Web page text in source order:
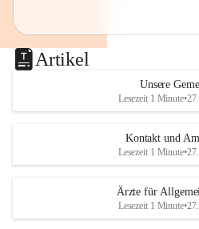
Station ADERKLAA Gas abfackeln.
Es kann zu Geräuschbildung und
Flammenerscheinungen kommen.
Mitarbeiter der OMV sind vor Ort und
Danke für Ihr Verständnis.
OMV AustriaExploration & Production
Artikel
Unsere
Lesezeit 1 Minute•
Kontakt und
Lesezeit 1 Minute•
Ärzte für
Lesezeit 1 Minute•